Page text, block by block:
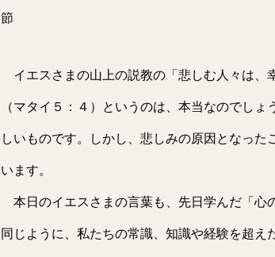
節
イエスさまの山上の説教の「悲しむ人々は、
（マタイ５：４）というのは、本当なのでし
しいものです。しかし、悲しみの原因となっ
います。
本日のイエスさまの言葉も、先日学んだ「心
同じように、私たちの常識、知識や経験を超え